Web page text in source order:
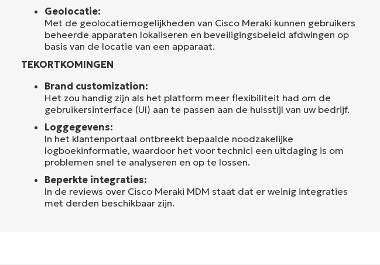
Geolocatie:
Met de geolocatiemogelijkheden van Cisco Meraki kunnen gebruikers
beheerde apparaten lokaliseren en beveiligingsbeleid afdwingen op
basis van de locatie van een apparaat.
TEKORTKOMINGEN
Brand customization:
Het zou handig zijn als het platform meer flexibiliteit had om de
gebruikersinterface (UI) aan te passen aan de huisstijl van uw bedrijf.
Loggegevens:
In het klantenportaal ontbreekt bepaalde noodzakelijke
logboekinformatie, waardoor het voor technici een uitdaging is om
problemen snel te analyseren en op te lossen.
Beperkte integraties:
In de reviews over Cisco Meraki MDM staat dat er weinig integraties
met derden beschikbaar zijn.